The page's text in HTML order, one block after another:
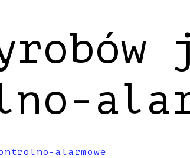
alarmowe